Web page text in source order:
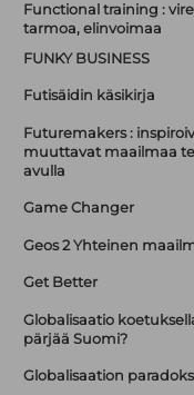
Functional training :
tarmoa, elinvoimaa
FUNKY BUSINESS
Futisäidin käsikirja
Futuremakers :
muuttavat maailmaa
avulla
Game Changer
Geos 2 Yhteinen
Get Better
Globalisaatio
pärjää Suomi?
Globalisaation